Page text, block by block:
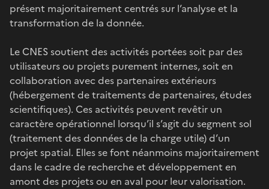
présent majoritairement centrés sur l’analyse et la
transformation de la donnée.
Le CNES soutient des activités portées soit par des
utilisateurs ou projets purement internes, soit en
collaboration avec des partenaires extérieurs
(hébergement de traitements de partenaires, études
scientifiques). Ces activités peuvent revêtir un
caractère opérationnel lorsqu’il s’agit du segment sol
(traitement des données de la charge utile) d’un
projet spatial. Elles se font néanmoins majoritairement
dans le cadre de recherche et développement en
amont des projets ou en aval pour leur valorisation.